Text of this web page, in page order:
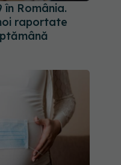
România.
raportate